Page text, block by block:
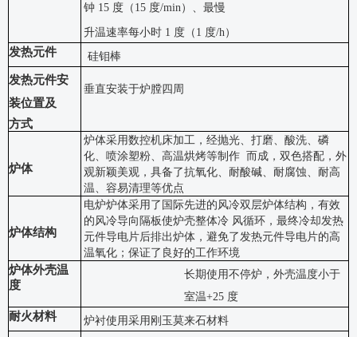
钟 15 度（15 度/min）、最慢
升温速率每小时 1 度（1 度/h）
发热元件 硅钼棒
发热元件安
装位置及
方式
垂直安装于炉膛四周
炉体
炉体采用数控机床加工，经抛光、打磨、酸洗、磷
化、喷涂塑粉、高温烘烤等制作 而成，双色搭配，外
观新颖美观，具备了抗氧化、耐酸碱、耐腐蚀、耐高
温、容易清理等优点
炉体结构
电炉炉体采用了国际先进的风冷双层炉体结构，有效
的风冷导向隔板使炉壳整体冷 风循环，最终冷却发热
元件导电片后排出炉体，避免了发热元件导电片的高
温氧化；保证了良好的工作环境
炉体外壳温
度
长期使用不停炉，外壳温度小于
室温+25 度
耐火材料 炉衬使用采用刚玉莫来石材料